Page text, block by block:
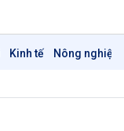
Kinh tế Nông nghiệp